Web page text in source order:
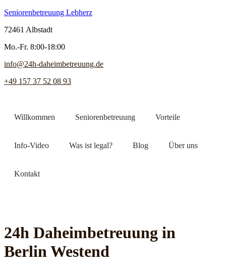
Seniorenbetreuung Lebherz
72461 Albstadt
Mo.-Fr. 8:00-18:00
info@24h-daheimbetreuung.de
+49 157 37 52 08 93
Willkommen Seniorenbetreuung Vorteile
Info-Video Was ist legal? Blog Über uns
Kontakt
24h Daheim­betreuung in
Berlin Westend